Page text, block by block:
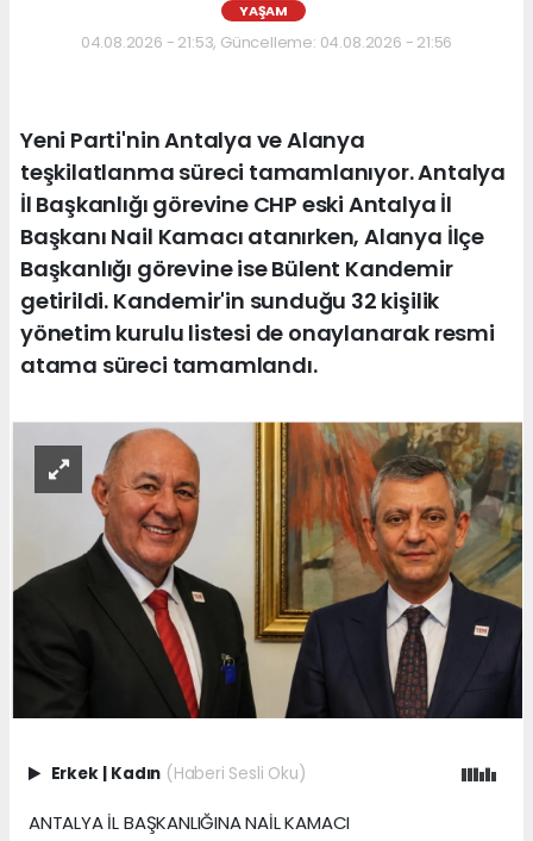
YAŞAM
04.08.2026 - 21:53, Güncelleme: 04.08.2026 - 21:56
Yeni Parti'nin Antalya ve Alanya
teşkilatlanma süreci tamamlanıyor. Antalya
İl Başkanlığı görevine CHP eski Antalya İl
Başkanı Nail Kamacı atanırken, Alanya İlçe
Başkanlığı görevine ise Bülent Kandemir
getirildi. Kandemir'in sunduğu 32 kişilik
yönetim kurulu listesi de onaylanarak resmi
atama süreci tamamlandı.
Erkek | Kadın (Haberi Sesli Oku)
ANTALYA İL BAŞKANLIĞINA NAİL KAMACI